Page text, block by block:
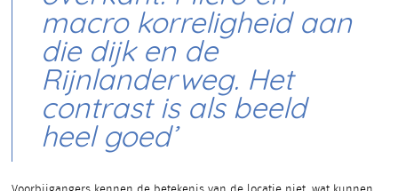
macro korreligheid aan
die dijk en de
Rijnlanderweg. Het
contrast is als beeld
heel goed’